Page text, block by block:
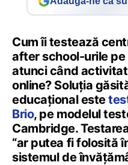
Cum îi testează
after school-urile
atunci când
online? Soluția
educațional este
Brio, pe modelul
Cambridge.
“ar putea fi folosită
sistemul de